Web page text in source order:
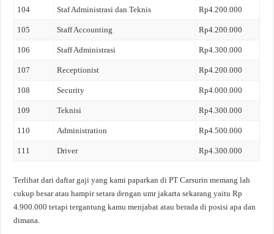
104 Staf Administrasi dan Teknis Rp4.200.000
105 Staff Accounting Rp4.200.000
106 Staff Administrasi Rp4.300.000
107 Receptionist Rp4.200.000
108 Security Rp4.000.000
109 Teknisi Rp4.300.000
110 Administration Rp4.500.000
111 Driver Rp4.300.000
Terlihat dari daftar gaji yang kami paparkan di PT Carsurin memang lah
cukup besar atau hampir setara dengan umr jakarta sekarang yaitu Rp
4.900.000 tetapi tergantung kamu menjabat atau berada di posisi apa dan
dimana.